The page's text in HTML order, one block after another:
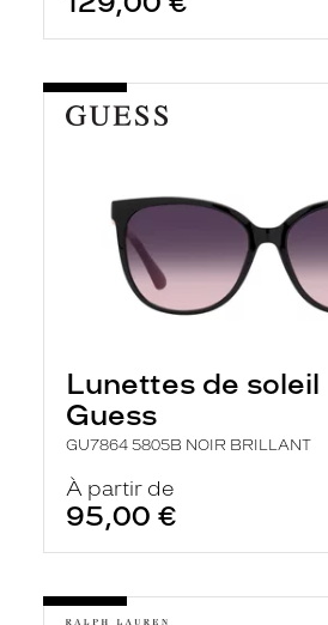
Lunettes de soleil
Guess
GU7864 5805B NOIR BRILLANT
À partir de
95,00 €